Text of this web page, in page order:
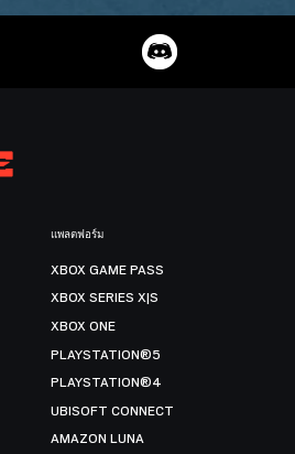
แพลตฟอร์ม
XBOX GAME PASS
XBOX SERIES X|S
XBOX ONE
PLAYSTATION®5
PLAYSTATION®4
UBISOFT CONNECT
AMAZON LUNA